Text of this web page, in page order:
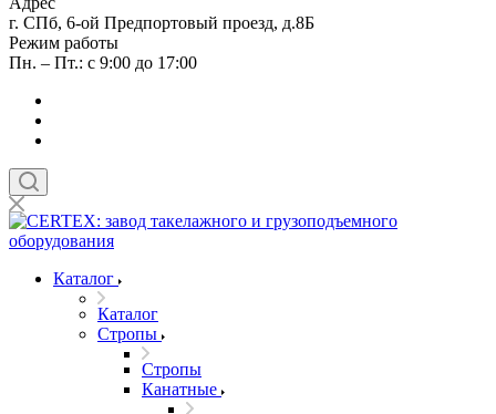
г. СПб, 6-ой Предпортовый проезд, д.8Б
Режим работы
Пн. – Пт.: с 9:00 до 17:00
Каталог
Каталог
Стропы
Стропы
Канатные